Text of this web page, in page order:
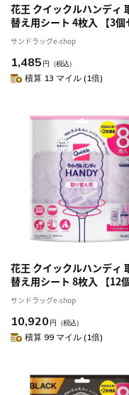
花王 クイックルハンディ
替え用シート 4枚入 【3個セッ
ト】
サンドラッグe-shop
1,485 円 （税込）
積算 13 マイル (1倍)
花王 クイックルハンディ
替え用シート 8枚入 【12個セッ
ト】
サンドラッグe-shop
10,920 円 （税込）
積算 99 マイル (1倍)